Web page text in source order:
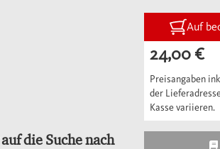
die Suche nach
Auf
24,00 €
Preisangaben
der
Kasse variieren.